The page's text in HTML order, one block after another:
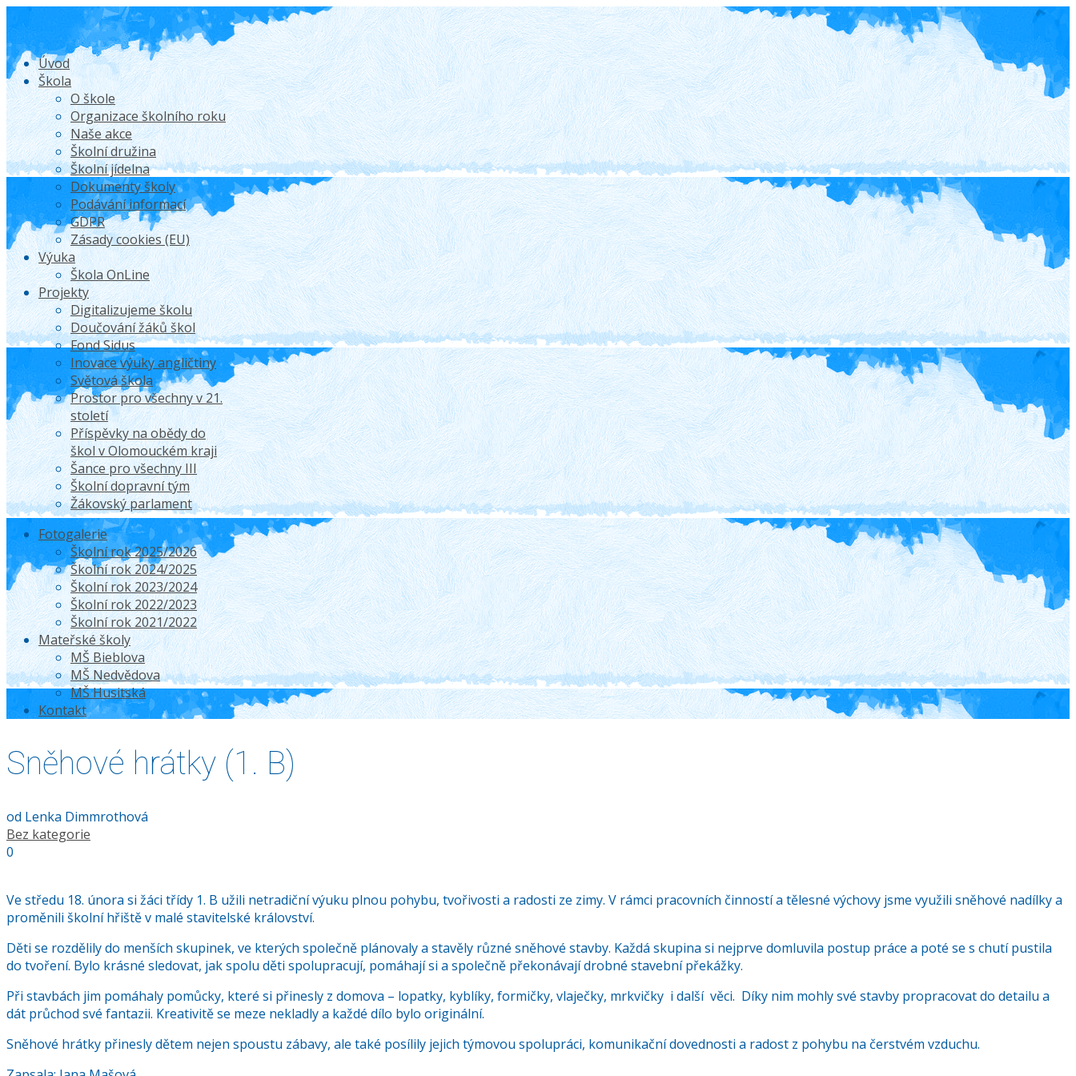
Úvod
Škola
O škole
Organizace školního roku
Naše akce
Školní družina
Školní jídelna
Dokumenty školy
Podávání informací
GDPR
Zásady cookies (EU)
Výuka
Škola OnLine
Projekty
Digitalizujeme školu
Doučování žáků škol
Fond Sidus
Inovace výuky angličtiny
Světová škola
Prostor pro všechny v 21.
století
Příspěvky na obědy do
škol v Olomouckém kraji
Šance pro všechny III
Školní dopravní tým
Žákovský parlament
Fotogalerie
Školní rok 2025/2026
Školní rok 2024/2025
Školní rok 2023/2024
Školní rok 2022/2023
Školní rok 2021/2022
Mateřské školy
MŠ Bieblova
MŠ Nedvědova
MŠ Husitská
Kontakt
Sněhové hrátky (1. B)
od Lenka Dimmrothová
Bez kategorie
0
Ve středu 18. února si žáci třídy 1. B užili netradiční výuku plnou pohybu, tvořivosti a radosti ze zimy. V rámci pracovních činností a tělesné výchovy jsme využili sněhové nadílky a
proměnili školní hřiště v malé stavitelské království.
Děti se rozdělily do menších skupinek, ve kterých společně plánovaly a stavěly různé sněhové stavby. Každá skupina si nejprve domluvila postup práce a poté se s chutí pustila
do tvoření. Bylo krásné sledovat, jak spolu děti spolupracují, pomáhají si a společně překonávají drobné stavební překážky.
Při stavbách jim pomáhaly pomůcky, které si přinesly z domova – lopatky, kyblíky, formičky, vlaječky, mrkvičky i další věci. Díky nim mohly své stavby propracovat do detailu a
dát průchod své fantazii. Kreativitě se meze nekladly a každé dílo bylo originální.
Sněhové hrátky přinesly dětem nejen spoustu zábavy, ale také posílily jejich týmovou spolupráci, komunikační dovednosti a radost z pohybu na čerstvém vzduchu.